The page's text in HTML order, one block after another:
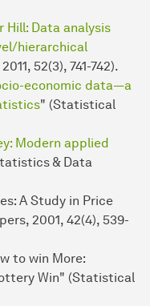
Hill: Data analysis
hierarchical
52(3), 741-742).
economic data—a
" (Statistical
Modern applied
& Data
A Study in Price
2001, 42(4), 539-
to win More:
Win" (Statistical